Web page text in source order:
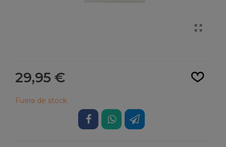
29,95 €
Fuera de stock